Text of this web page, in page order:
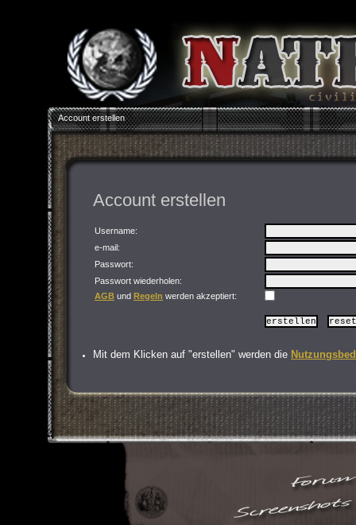
Account erstellen
Account erstellen
Username:
e-mail:
Passwort:
Passwort wiederholen:
AGB und Regeln werden akzeptiert:
Mit dem Klicken auf "erstellen" werden die